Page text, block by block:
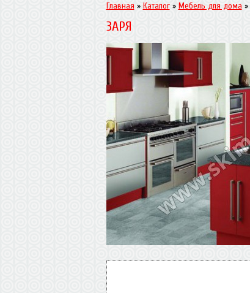
Главная » Каталог» Мебель для дома »
ЗАРЯ